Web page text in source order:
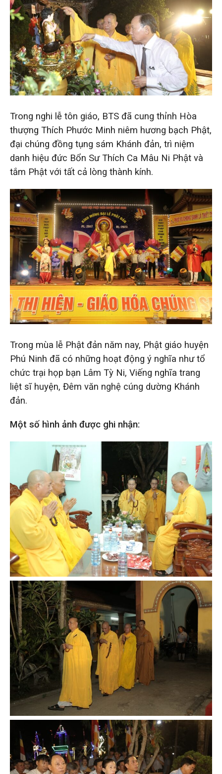
Trong nghi lễ tôn giáo, BTS đã cung thỉnh Hòa
thượng Thích Phước Minh niêm hương bạch Phật,
đại chúng đồng tụng sám Khánh đản, trì niệm
danh hiệu đức Bổn Sư Thích Ca Mâu Ni Phật và
tắm Phật với tất cả lòng thành kính.
Trong mùa lễ Phật đản năm nay, Phật giáo huyện
Phú Ninh đã có những hoạt động ý nghĩa như tổ
chức trại họp bạn Lâm Tỳ Ni, Viếng nghĩa trang
liệt sĩ huyện, Đêm văn nghệ cúng dường Khánh
đản.
Một số hình ảnh được ghi nhận: